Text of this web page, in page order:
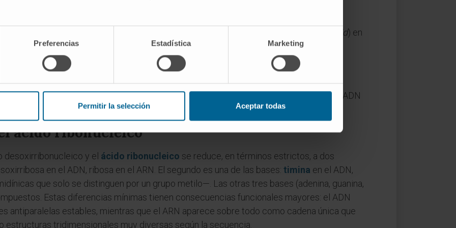
Preferencias Estadística Marketing
Permitir la selección Aceptar todas
una ribosa con un oxígeno menos en posición 2'. La llamó 2-desoxirribosa y, en
del timo como
siendo frecuente la denominación «ácido nucleico de timo» (
thymus nucleic acid) en
con el trabajo de James Watson y Francis Crick en 1953. Las dos publicaciones de
en doble hélice utilizaban ya «deoxyribose nucleic acid» —después abreviado a
en su forma definitiva. La traducción española «ácido desoxirribonucleico» y la sigla ADN
cincuenta y sesenta.
ácido ribonucleico
desoxirribonucleico y el ácido ribonucleico se reduce, en términos estrictos, a dos
en el ADN, ribosa en el ARN. El segundo es una de las bases: timina en el ADN,
que solo se distinguen por un grupo metilo—. Las otras tres bases (adenina, guanina,
Estas diferencias mínimas tienen consecuencias funcionales mayores: el ADN
antiparalelas estables, mientras que el ARN aparece sobre todo como cadena única que
estructuras tridimensionales muy diversas según la secuencia.